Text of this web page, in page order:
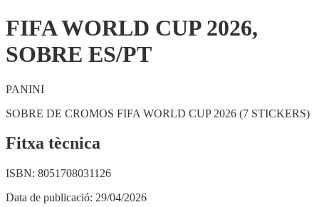
FIFA WORLD CUP 2026,
SOBRE ES/PT
PANINI
SOBRE DE CROMOS FIFA WORLD CUP 2026 (7 STICKERS)
Fitxa tècnica
ISBN: 8051708031126
Data de publicació: 29/04/2026